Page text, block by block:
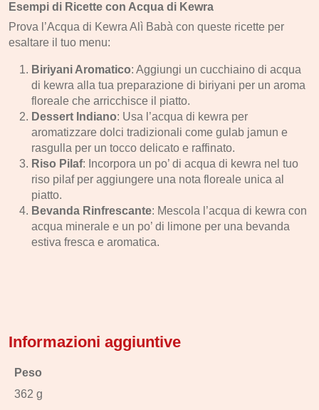
Esempi di Ricette con Acqua di Kewra
Prova l’Acqua di Kewra Alì Babà con queste ricette per
esaltare il tuo menu:
Biriyani Aromatico: Aggiungi un cucchiaino di acqua
di kewra alla tua preparazione di biriyani per un aroma
floreale che arricchisce il piatto.
Dessert Indiano: Usa l’acqua di kewra per
aromatizzare dolci tradizionali come gulab jamun e
rasgulla per un tocco delicato e raffinato.
Riso Pilaf: Incorpora un po’ di acqua di kewra nel tuo
riso pilaf per aggiungere una nota floreale unica al
piatto.
Bevanda Rinfrescante: Mescola l’acqua di kewra con
acqua minerale e un po’ di limone per una bevanda
estiva fresca e aromatica.
Informazioni aggiuntive
Peso
362 g